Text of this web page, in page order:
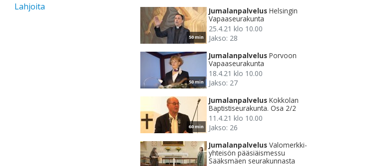
Lahjoita
50 min
Jumalanpalvelus Helsingin
Vapaaseurakunta
25.4.21 klo 10.00
Jakso: 28
50 min
Jumalanpalvelus Porvoon
Vapaaseurakunta
18.4.21 klo 10.00
Jakso: 27
60 min
Jumalanpalvelus Kokkolan
Baptistiseurakunta. Osa 2/2
11.4.21 klo 10.00
Jakso: 26
Jumalanpalvelus Valomerkki-
yhteisön pääsiäismessu
Sääksmäen seurakunnasta